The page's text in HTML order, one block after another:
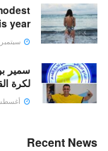
year
سبتمبر 26, 2024
سمير
لكرة
أغسطس 22,
Recent News